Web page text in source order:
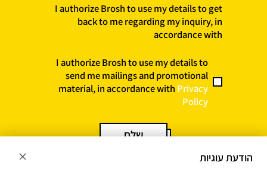
I authorize Brosh to use my details to get
back to me regarding my inquiry, in
accordance with
I authorize Brosh to use my details to
send me mailings and promotional
material, in accordance with Privacy
Policy
הודעת עוגיות